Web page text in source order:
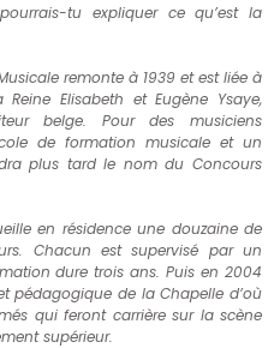
tu expliquer ce qu’est la
remonte à 1939 et est liée à
Elisabeth et Eugène Ysaye,
belge. Pour des musiciens
de formation musicale et un
plus tard le nom du Concours
en résidence une douzaine de
Chacun est supervisé par un
dure trois ans. Puis en 2004
pédagogique de la Chapelle d’où
qui feront carrière sur la scène
supérieur.